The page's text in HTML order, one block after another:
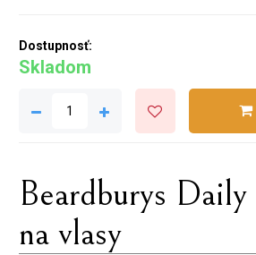
Dostupnosť:
Skladom
Beardburys Daily
na vlasy